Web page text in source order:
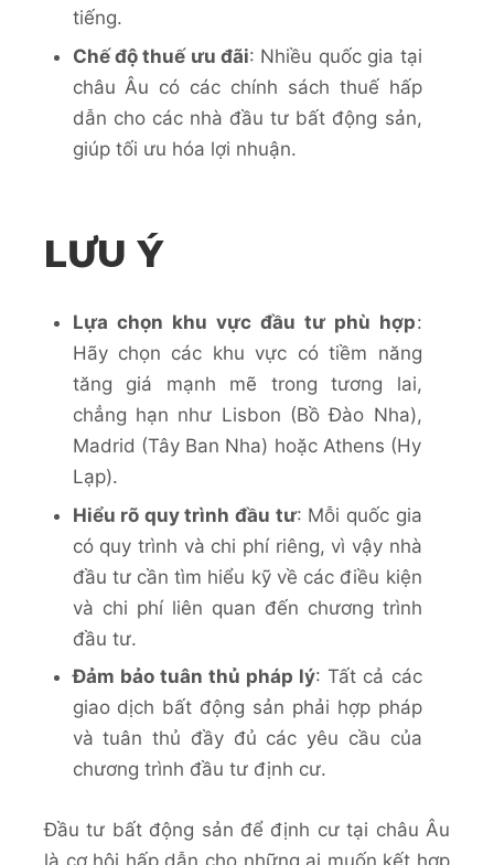
tiếng.
Chế độ thuế ưu đãi: Nhiều quốc gia tại
châu Âu có các chính sách thuế hấp
dẫn cho các nhà đầu tư bất động sản,
giúp tối ưu hóa lợi nhuận.
LƯU Ý
Lựa chọn khu vực đầu tư phù hợp:
Hãy chọn các khu vực có tiềm năng
tăng giá mạnh mẽ trong tương lai,
chẳng hạn như Lisbon (Bồ Đào Nha),
Madrid (Tây Ban Nha) hoặc Athens (Hy
Lạp).
Hiểu rõ quy trình đầu tư: Mỗi quốc gia
có quy trình và chi phí riêng, vì vậy nhà
đầu tư cần tìm hiểu kỹ về các điều kiện
và chi phí liên quan đến chương trình
đầu tư.
Đảm bảo tuân thủ pháp lý: Tất cả các
giao dịch bất động sản phải hợp pháp
và tuân thủ đầy đủ các yêu cầu của
chương trình đầu tư định cư.
Đầu tư bất động sản để định cư tại châu Âu
là cơ hội hấp dẫn cho những ai muốn kết hợp